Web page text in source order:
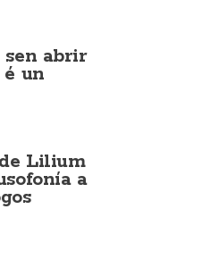
sen abrir
un
Lilium
a